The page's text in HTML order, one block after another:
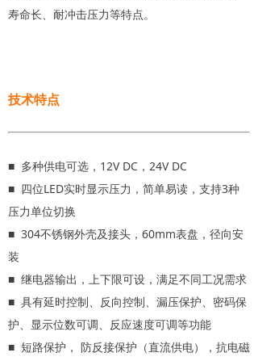
寿命长、耐冲击压力等特点。
技术特点
■ 多种供电可选，12V DC，24V DC
■ 四位LED实时显示压力，简单易读，支持3种
压力单位切换
■ 304不锈钢外壳及接头，60mm表盘，径向安
装
■ 继电器输出，上下限可设，满足不同工况需求
■ 具有延时控制、反向控制、漏压保护、密码保
护、显示位数可调、反应速度可调等功能
■ 短路保护， 防反接保护（直流供电），抗电磁